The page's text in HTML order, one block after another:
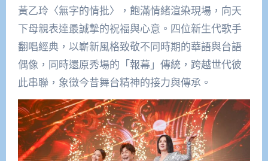
黃乙玲〈無字的情批〉，飽滿情緒渲染現場，向天
下母親表達最誠摯的祝福與心意。四位新生代歌手
翻唱經典，以嶄新風格致敬不同時期的華語與台語
偶像，同時還原秀場的「報幕」傳統，跨越世代彼
此串聯，象徵今昔舞台精神的接力與傳承。